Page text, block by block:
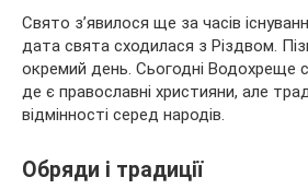
Свято з’явилося ще за часів
дата свята сходилася з Різдвом.
окремий день. Сьогодні Водохреще
де є православні християни, але
відмінності серед народів.
Обряди і традиції